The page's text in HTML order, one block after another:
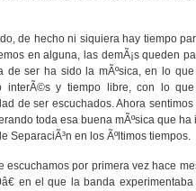
de hecho ni siquiera hay tiempo
en alguna, las demÃ¡s queden
de ser ha sido la mÃºsica, en lo
interÃ©s y tiempo libre, con lo
de ser escuchados. Ahora
toda esa buena mÃºsica que
SeparaciÃ³n en los Ãºltimos tiempos.
escuchamos por primera vez hace
en el que la banda